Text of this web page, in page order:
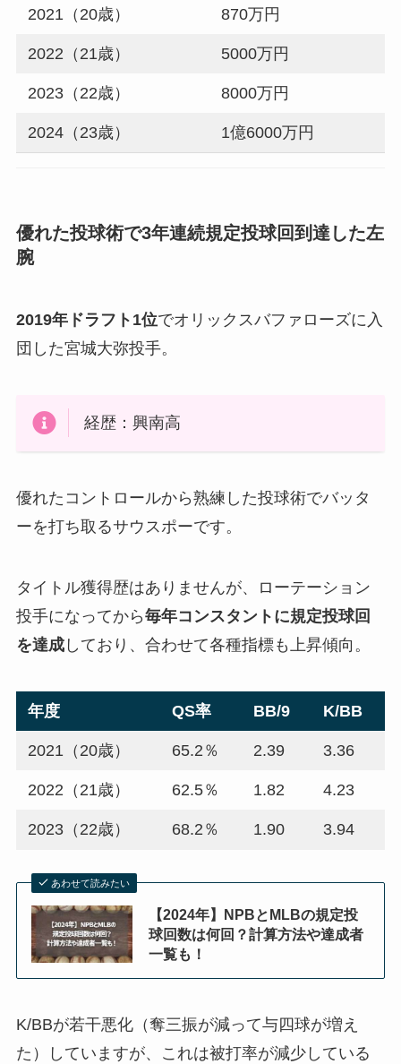
2021（20歳） 870万円
2022（21歳） 5000万円
2023（22歳） 8000万円
2024（23歳） 1億6000万円
優れた投球術で3年連続規定投球回到達した左
腕
2019年ドラフト1位でオリックスバファローズに入
団した宮城大弥投手。
経歴：興南高
優れたコントロールから熟練した投球術でバッタ
ーを打ち取るサウスポーです。
タイトル獲得歴はありませんが、ローテーション
投手になってから毎年コンスタントに規定投球回
を達成しており、合わせて各種指標も上昇傾向。
年度 QS率 BB/9 K/BB
2021（20歳） 65.2％ 2.39 3.36
2022（21歳） 62.5％ 1.82 4.23
2023（22歳） 68.2％ 1.90 3.94
あわせて読みたい
【2024年】NPBとMLBの規定投
球回数は何回？計算方法や達成者
一覧も！
K/BBが若干悪化（奪三振が減って与四球が増え
た）していますが、これは被打率が減少している